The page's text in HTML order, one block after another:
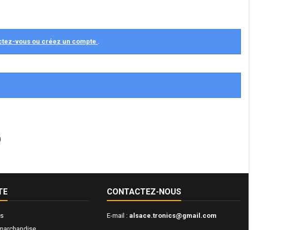
vous ou créez un compte .
CONTACTEZ-NOUS
E-mail : alsace.tronics@gmail.com